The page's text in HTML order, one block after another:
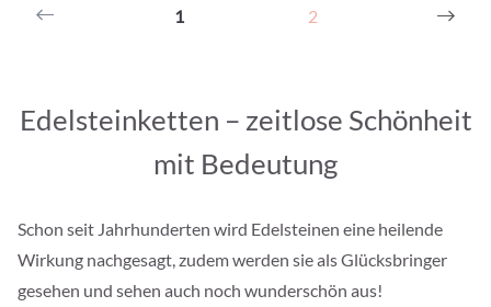
1 2
Edelsteinketten – zeitlose Schönheit
mit Bedeutung
Schon seit Jahrhunderten wird Edelsteinen eine heilende
Wirkung nachgesagt, zudem werden sie als Glücksbringer
gesehen und sehen auch noch wunderschön aus!